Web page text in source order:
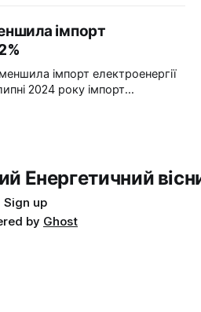
Shutterstock "У
НЕК "Укренерго" запитала
Словаччини", –
оператора системи
імпорт
нульовому рівні. Графіка:
Енергетичний
Sign up
by Ghost